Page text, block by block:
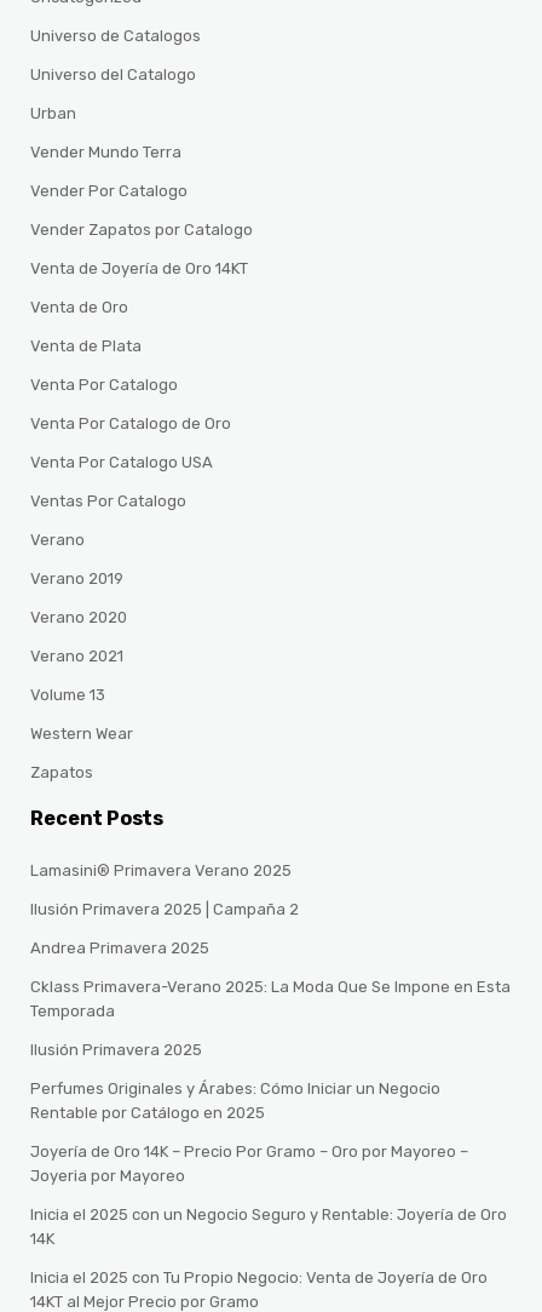
Universo de Catalogos
Universo del Catalogo
Urban
Vender Mundo Terra
Vender Por Catalogo
Vender Zapatos por Catalogo
Venta de Joyería de Oro 14KT
Venta de Oro
Venta de Plata
Venta Por Catalogo
Venta Por Catalogo de Oro
Venta Por Catalogo USA
Ventas Por Catalogo
Verano
Verano 2019
Verano 2020
Verano 2021
Volume 13
Western Wear
Zapatos
Recent Posts
Lamasini® Primavera Verano 2025
Ilusión Primavera 2025 | Campaña 2
Andrea Primavera 2025
Cklass Primavera-Verano 2025: La Moda Que Se Impone en Esta
Temporada
Ilusión Primavera 2025
Perfumes Originales y Árabes: Cómo Iniciar un Negocio
Rentable por Catálogo en 2025
Joyería de Oro 14K – Precio Por Gramo – Oro por Mayoreo –
Joyeria por Mayoreo
Inicia el 2025 con un Negocio Seguro y Rentable: Joyería de Oro
14K
Inicia el 2025 con Tu Propio Negocio: Venta de Joyería de Oro
14KT al Mejor Precio por Gramo